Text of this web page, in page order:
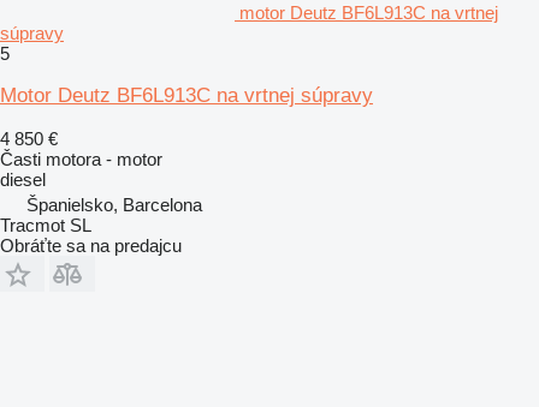
motor Deutz BF6L913C na vrtnej
súpravy
5
Motor Deutz BF6L913C na vrtnej súpravy
4 850 €
Časti motora - motor
diesel
Španielsko, Barcelona
Tracmot SL
Obráťte sa na predajcu